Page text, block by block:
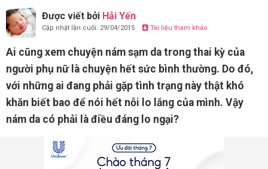
Được viết bởi Hải Yến
Cập nhật lần cuối: 29/04/2015 Tài liệu tham khảo
Ai cũng xem chuyện nám sạm da trong thai kỳ của
người phụ nữ là chuyện hết sức bình thường. Do đó,
với những ai đang phải gặp tình trạng này thật khó
khăn biết bao để nói hết nỗi lo lắng của mình. Vậy
nám da có phải là điều đáng lo ngại?